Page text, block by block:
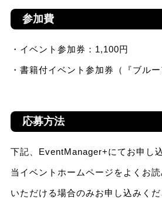
参加費
・イベント参加券：1,100円
・書籍付イベント参加券（『ブル
応募方法
下記、EventManager+にてお申し
当イベントホームページをよくお
いただける場合のみお申し込みくだ